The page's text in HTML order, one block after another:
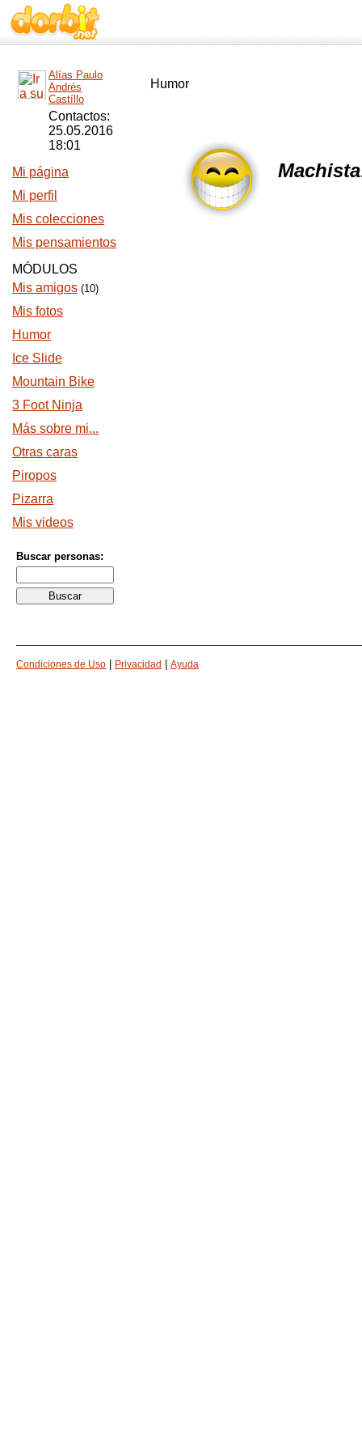
Alías Paulo
Andrés
Castíllo
Contactos:
25.05.2016
18:01
Mi página
Mi perfil
Mis colecciones
Mis pensamientos
MÓDULOS
Mis amigos (10)
Mis fotos
Humor
Ice Slide
Mountain Bike
3 Foot Ninja
Más sobre mi...
Otras caras
Piropos
Pizarra
Mis videos
Buscar personas:
Humor
Condiciones de Uso Privacidad Ayuda